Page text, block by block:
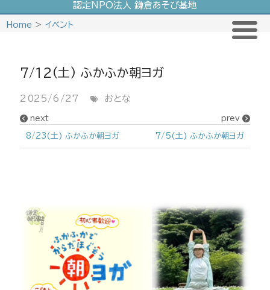
SkipHome > イベント
7/12(土) ふかふか朝ヨガ
2025/6/27 おとな
prev
7/5(土) ふかふか朝ヨガ
next
8/23(土) ふかふか朝ヨガ
認定NPO法人 鎌倉あそび基地